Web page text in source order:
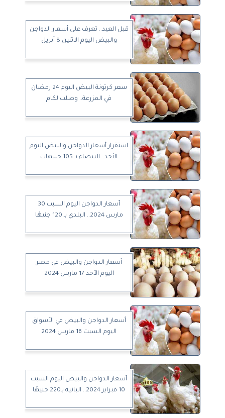
قبل العيد.. تعرف على أسعار الدواجن
والبيض اليوم الاثنين 8 أبريل
سعر كرتونة البيض اليوم 24 رمضان
في المزرعة.. وصلت لكام
استقرار أسعار الدواجن والبيض اليوم
الأحد.. البيضاء بـ 105 جنيهات
أسعار الدواجن اليوم السبت 30
مارس 2024.. البلدي بـ 120 جنيهًا
أسعار الدواجن والبيض في مصر
اليوم الأحد 17 مارس 2024
أسعار الدواجن والبيض في الأسواق
اليوم السبت 16 مارس 2024
أسعار الدواجن والبيض اليوم السبت
10 فبراير 2024.. البانيه بـ220 جنيهًا